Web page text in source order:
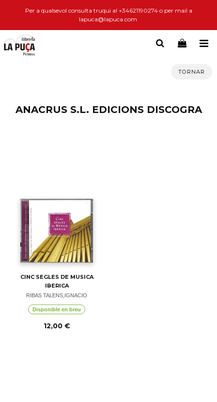
Per a qualsevol consulta truqui al +34621190274 o per mail a
lapuca@lapuca.com
TORNAR
ANACRUS S.L. EDICIONS DISCOGRA
CINC SEGLES DE MUSICA
IBERICA
RIBAS TALENS,IGNACIO
Disponible en breu
12,00 €